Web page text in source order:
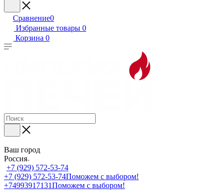
Сравнение0
Избранные товары 0
Корзина 0
Ваш город
Россия
+7 (929) 572-53-74
+7 (929) 572-53-74Поможем с выбором!
+74993917131Поможем с выбором!